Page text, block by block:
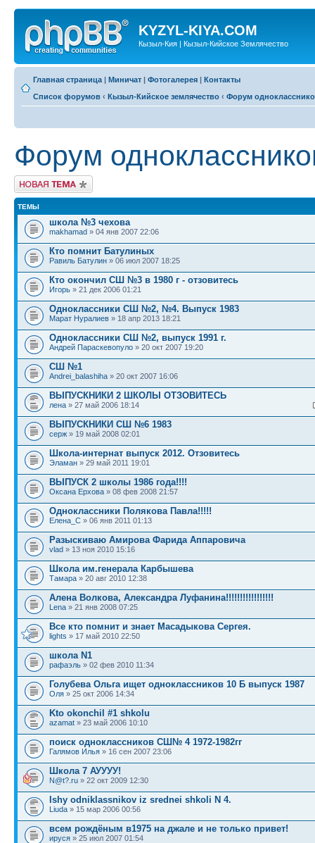
KYZYL-KIYA.COM
Кызыл-Кия | Кызыл-Кийское Землячество
Главная страница | Миничат | Фотогалерея | Контакты
Список форумов ‹ Кызыл-Кийское землячество ‹ Форум
Форум
Новая тема
ТЕМЫ
школа №3 чехова
makhamad » 04 янв 2007 22:06
Кто помнит Батулиных
Равиль Батулин » 06 июл 2007 18:25
Кто окончил СШ №3 в 1980 г - отзовитесь
Игорь » 21 дек 2006 01:21
Одноклассники СШ №2, №4. Выпуск 1983
Марат Нуралиев » 18 апр 2013 18:21
Одноклассники СШ №2, выпуск 1991 г.
Андрей Параскевопуло » 20 окт 2007 19:20
СШ №1
Andrei_balashiha » 20 окт 2007 16:06
ВЫПУСКНИКИ 2 ШКОЛЫ ОТЗОВИТЕСЬ
лена » 27 май 2006 18:14
ВЫПУСКНИКИ СШ №6 1983
серж » 19 май 2008 02:01
Школа-интернат выпуск 2012. Отзовитесь
Эламан » 29 май 2011 19:01
ВЫПУСК 2 школы 1986 года!!!!
Оксана Ерхова » 08 фев 2008 21:57
Одноклассники Полякова Павла!!!!!
Елена_C » 06 янв 2011 01:13
Разыскиваю Амирова Фарида Аппаровича
vlad » 13 ноя 2010 15:16
Школа им.генерала Карбышева
Тамара » 20 авг 2010 12:38
Алена Волкова, Александра Луфанина!!!!!!!!!!!!!!!!!
Lena » 21 янв 2008 07:25
Все кто помнит и знает Масадыкова Сергея.
lights » 17 май 2010 22:50
школа N1
рафаэль » 02 фев 2010 11:34
Голубева Ольга ищет одноклассников 10 Б выпуск 1987
Оля » 25 окт 2006 14:34
Kto okonchil #1 shkolu
azamat » 23 май 2006 10:10
поиск одноклассников СШ№ 4 1972-1982гг
Галямов Илья » 16 сен 2007 23:06
Школа 7 АУУУУ!
N@t?.ru » 22 окт 2009 12:30
Ishy odniklassnikov iz srednei shkoli N 4.
Liuda » 15 мар 2006 00:56
всем рождёным в1975 на джале и не только привет!
ируся » 25 июл 2007 01:54